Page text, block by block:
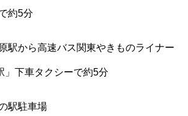
約5分
駅から高速バス関東やきものライナー
」下車タクシーで約5分
駅駐車場